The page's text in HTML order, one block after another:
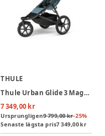
THULE
Thule Urban Glide 3 Magnetic Buckle Joggingvagn - Mid Blue
7 349,00 kr
Ursprungligen9 799,00 kr-25%
Senaste lägsta pris7 349,00 kr